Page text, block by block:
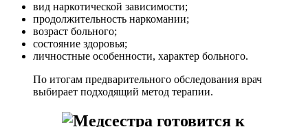
вид наркотической зависимости;
продолжительность наркомании;
возраст больного;
состояние здоровья;
личностные особенности, характер больного.
По итогам предварительного обследования врач
выбирает подходящий метод терапии.